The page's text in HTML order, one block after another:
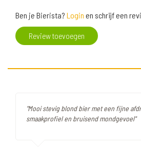
Ben je Bierista? Login en schrijf een
Review toevoegen
"Mooi stevig blond bier met een fijne
smaakprofiel en bruisend mondgevoel"